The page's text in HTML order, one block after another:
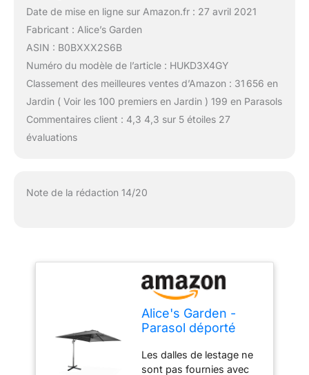
Date de mise en ligne sur Amazon.fr : 27 avril 2021
Fabricant : Alice’s Garden
ASIN : B0BXXX2S6B
Numéro du modèle de l’article : HUKD3X4GY
Classement des meilleures ventes d’Amazon : 31 656 en
Jardin ( Voir les 100 premiers en Jardin ) 199 en Parasols
Commentaires client : 4,3 4,3 sur 5 étoiles 27
évaluations
Note de la rédaction 14/20
Alice's Garden -
Parasol déporté
m - Wimereux -
Gris - Parasol
Les dalles de lestage ne
sont pas fournies avec